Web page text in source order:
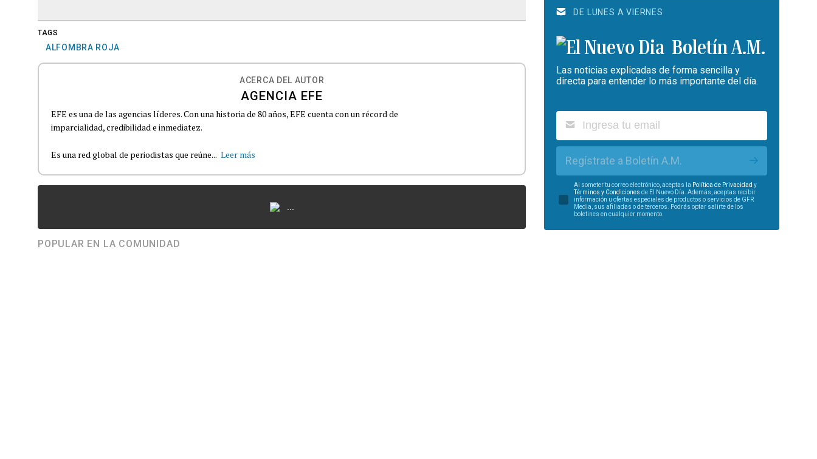
TAGS
ALFOMBRA ROJA
ACERCA DEL AUTOR
AGENCIA EFE
EFE es una de las agencias líderes. Con una historia de 80 años, EFE cuenta con un récord de
imparcialidad, credibilidad e inmediatez.
Es una red global de periodistas que reúne... Leer más
...
POPULAR EN LA COMUNIDAD
DE LUNES A VIERNES
Boletín A.M.
Las noticias explicadas de forma sencilla y
directa para entender lo más importante del día.
Regístrate a Boletín A.M.
Al someter tu correo electrónico, aceptas la Política de Privacidad y
Términos y Condiciones de El Nuevo Día. Además, aceptas recibir
información u ofertas especiales de productos o servicios de GFR
Media, sus afiliadas o de terceros. Podrás optar salirte de los
boletines en cualquier momento.